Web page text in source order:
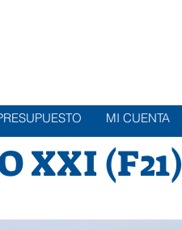
XXI (F21)
MI CUENTA